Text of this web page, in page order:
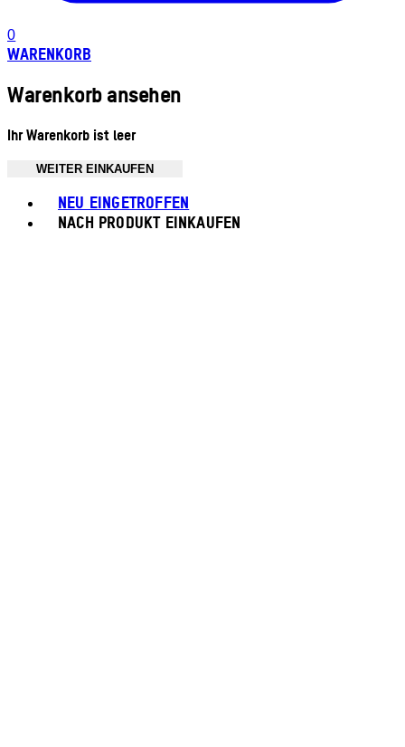
0
WARENKORB
Warenkorb ansehen
Ihr Warenkorb ist leer
WEITER EINKAUFEN
NEU EINGETROFFEN
NACH PRODUKT EINKAUFEN